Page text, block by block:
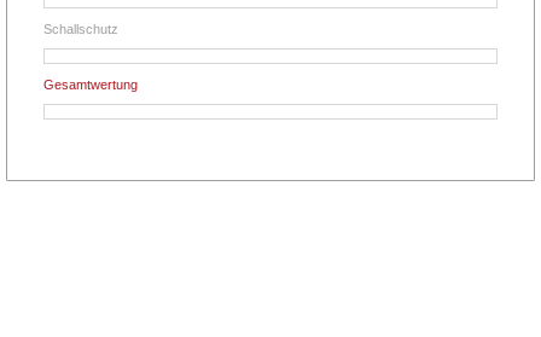
Schallschutz
Gesamtwertung